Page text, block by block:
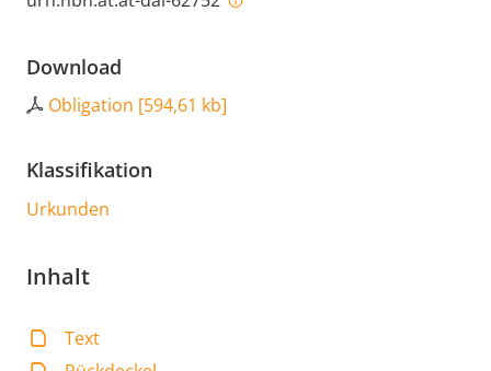
Download
Obligation [594,61 kb]
Klassifikation
Urkunden
Inhalt
Text